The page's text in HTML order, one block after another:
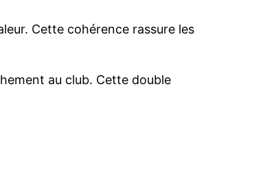
Cette cohérence rassure les
au club. Cette double